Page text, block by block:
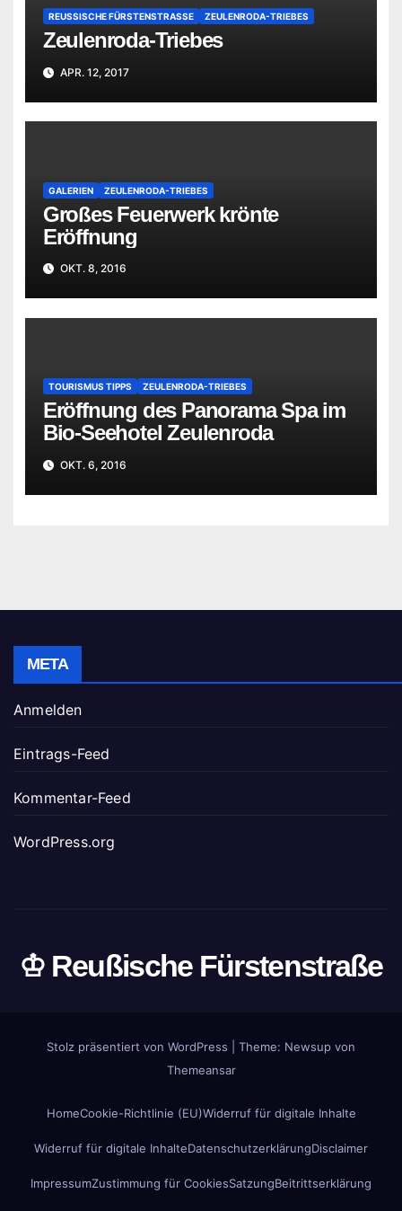
REUSSISCHE FÜRSTENSTRASSE ZEULENRODA-TRIEBES
Zeulenroda-Triebes
APR. 12, 2017
GALERIEN ZEULENRODA-TRIEBES
Großes Feuerwerk krönte
Eröffnung
OKT. 8, 2016
TOURISMUS TIPPS ZEULENRODA-TRIEBES
Eröffnung des Panorama Spa im
Bio-Seehotel Zeulenroda
OKT. 6, 2016
META
Anmelden
Eintrags-Feed
Kommentar-Feed
WordPress.org
♔ Reußische Fürstenstraße
Stolz präsentiert von WordPress
Theme: Newsup von
Themeansar
HomeCookie-Richtlinie (EU)Widerruf für digitale Inhalte
Widerruf für digitale InhalteDatenschutzerklärungDisclaimer
ImpressumZustimmung für CookiesSatzungBeitrittserklärung